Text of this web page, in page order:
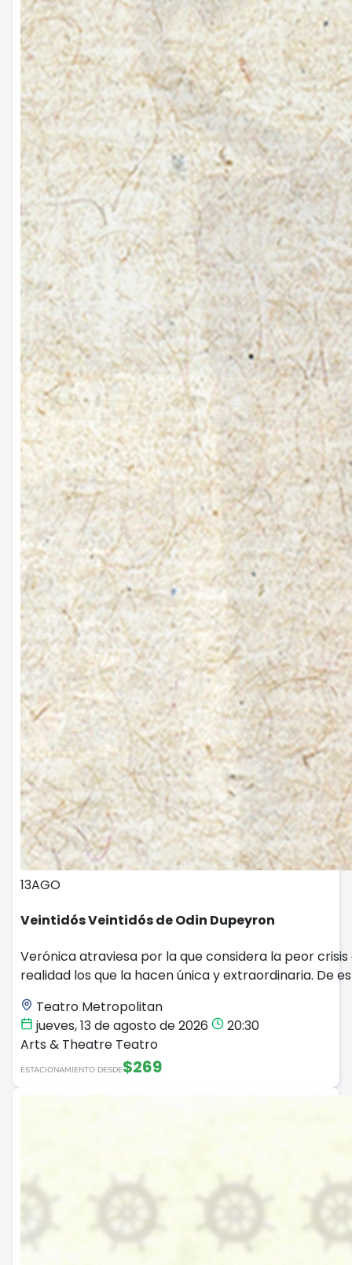
13AGO
Veintidós Veintidós de Odin Dupeyron
Verónica atraviesa por la que considera la peor
realidad los que la hacen única y extraordinaria. De
Teatro Metropolitan
jueves, 13 de agosto de 2026
20:30
Arts & Theatre Teatro
ESTACIONAMIENTO DESDE$269